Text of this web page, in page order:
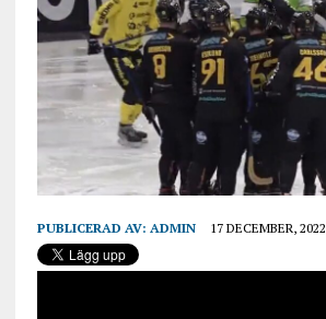
PUBLICERAD AV: ADMIN 17 DECEMBER, 2022